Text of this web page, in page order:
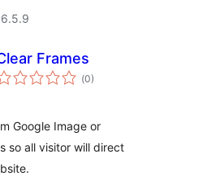
Frames
(Totalt
antal
0)
Google Image or
so all visitor will direct